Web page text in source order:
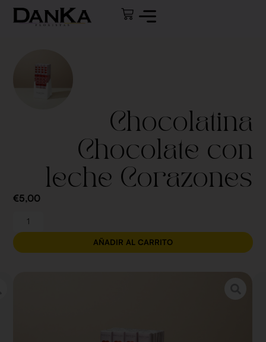
Chocolatina
Chocolate con
leche Corazones
€5,00
AÑADIR AL CARRITO